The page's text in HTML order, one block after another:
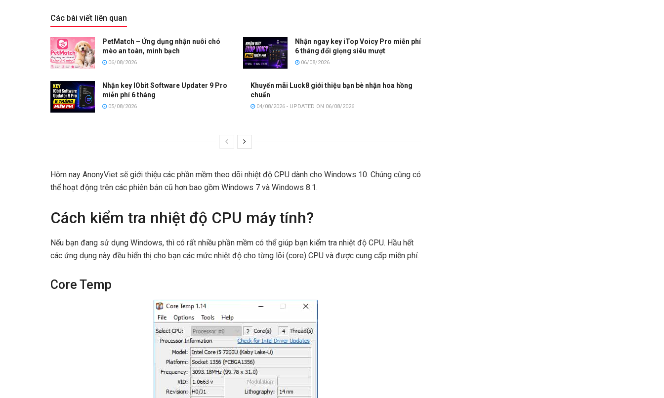
Các bài viết liên quan
PetMatch – Ứng dụng nhận nuôi chó
mèo an toàn, minh bạch
06/08/2026
Nhận ngay key iTop Voicy Pro miễn phí
6 tháng đổi giọng siêu mượt
06/08/2026
Nhận key IObit Software Updater 9 Pro
miễn phí 6 tháng
05/08/2026
Khuyến mãi Luck8 giới thiệu bạn bè nhận hoa hồng
chuẩn
04/08/2026 - UPDATED ON 06/08/2026
Hôm nay AnonyViet sẽ giới thiệu các phần mềm theo dõi nhiệt độ CPU dành cho Windows 10. Chúng cũng có
thể hoạt động trên các phiên bản cũ hơn bao gồm Windows 7 và Windows 8.1.
Cách kiểm tra nhiệt độ CPU máy tính?
Nếu bạn đang sử dụng Windows, thì có rất nhiều phần mềm có thể giúp bạn kiểm tra nhiệt độ CPU. Hầu hết
các ứng dụng này đều hiển thị cho bạn các mức nhiệt độ cho từng lõi (core) CPU và được cung cấp miễn phí.
Core Temp